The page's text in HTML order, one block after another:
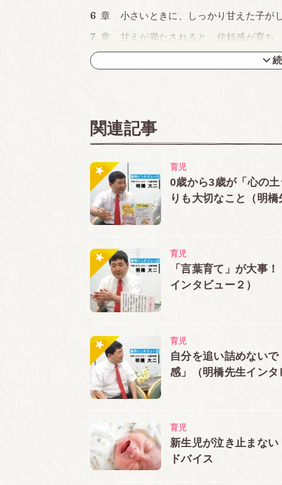
章 小さいときに、しっかり甘えた子が
章 甘えが満たされると、信頼感が育ち
章 なぜ、甘えはよくない、と誤解され
「甘えさせる」と「甘やかす」の違い
章育児の困った②
章育児の困った④かんしゃくがひど
章育児の困った⑤イヤイヤ期の子ど
・５人に１人はひといちばい敏感な子（
章 パパの子育ては、子どもにとっては
味があります
章 専業主婦はラクですか？
仕事には休みがありますが、子育ては24
きましょう
章 母子家庭だからといって、子どもの
章 自分の自己肯定感が低い、と感じて
親の自己肯定感アップのためのアドバイス
章 出産後、心の疲れが出ることも。マ
章 子が宝なら、親も宝
Ｑ＆Ａ 相談に来られる皆さんから、こうい
関連記事
育児
0歳から3歳が「心の
りも大切なこと（明橋
育児
「言葉育て」が大事
インタビュー２）
育児
自分を追い詰めない
感」（明橋先生インタ
育児
新生児が泣き止まな
ドバイス